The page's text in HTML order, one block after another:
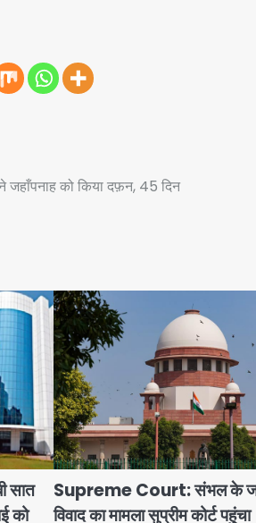
जहाँपनाह को किया दफ़न, 45 दिन
को
Supreme Court: संभल के
विवाद का मामला सुप्रीम कोर्ट पहुंचा